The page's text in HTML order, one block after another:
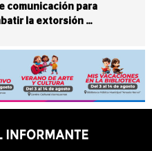
comunicación para
la extorsión …